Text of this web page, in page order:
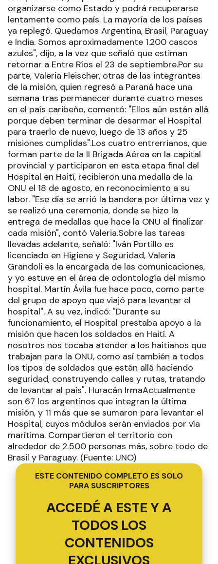
organizarse como Estado y podrá recuperarse
lentamente como país. La mayoría de los países
ya replegó. Quedamos Argentina, Brasil, Paraguay
e India. Somos aproximadamente 1.200 cascos
azules", dijo, a la vez que señaló que estiman
retornar a Entre Ríos el 23 de septiembre.Por su
parte, Valeria Fleischer, otras de las integrantes
de la misión, quien regresó a Paraná hace una
semana tras permanecer durante cuatro meses
en el país caribeño, comentó: "Ellos aún están allá
porque deben terminar de desarmar el Hospital
para traerlo de nuevo, luego de 13 años y 25
misiones cumplidas".Los cuatro entrerrianos, que
forman parte de la II Brigada Aérea en la capital
provincial y participaron en esta etapa final del
Hospital en Haití, recibieron una medalla de la
ONU el 18 de agosto, en reconocimiento a su
labor. "Ese día se arrió la bandera por última vez y
se realizó una ceremonia, donde se hizo la
entrega de medallas que hace la ONU al finalizar
cada misión", contó Valeria.Sobre las tareas
llevadas adelante, señaló: "Iván Portillo es
licenciado en Higiene y Seguridad, Valeria
Grandoli es la encargada de las comunicaciones,
y yo estuve en el área de odontología del mismo
hospital. Martín Ávila fue hace poco, como parte
del grupo de apoyo que viajó para levantar el
hospital". A su vez, indicó: "Durante su
funcionamiento, el Hospital prestaba apoyo a la
misión que hacen los soldados en Haití. A
nosotros nos tocaba atender a los haitianos que
trabajan para la ONU, como así también a todos
los tipos de soldados que están allá haciendo
seguridad, construyendo calles y rutas, tratando
de levantar al país". Huracán IrmaActualmente
son 67 los argentinos que integran la última
misión, y 11 más que se sumaron para levantar el
Hospital, cuyos módulos serán enviados por vía
marítima. Compartieron el territorio con
alrededor de 2.500 personas más, sobre todo de
Brasil y Paraguay. (Fuente: UNO)
ESTE CONTENIDO COMPLETO ES SOLO
PARA SUSCRIPTORES
ACCEDÉ A ESTE Y A
TODOS LOS
CONTENIDOS
EXCLUSIVOS